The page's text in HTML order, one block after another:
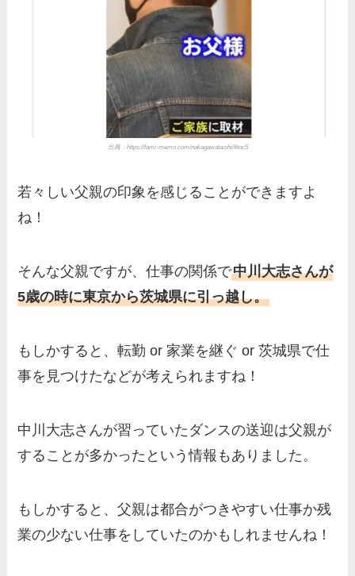
出典：https://fami-memo.com/nakagawataishi/#toc5
若々しい父親の印象を感じることができますよ
ね！
そんな父親ですが、仕事の関係で中川大志さんが
5歳の時に東京から茨城県に引っ越し。
もしかすると、転勤 or 家業を継ぐ or 茨城県で仕
事を見つけたなどが考えられますね！
中川大志さんが習っていたダンスの送迎は父親が
することが多かったという情報もありました。
もしかすると、父親は都合がつきやすい仕事か残
業の少ない仕事をしていたのかもしれませんね！